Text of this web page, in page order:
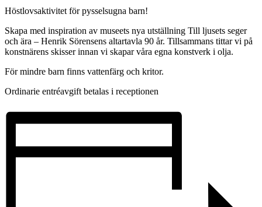
Höstlovsaktivitet för pysselsugna barn!
Skapa med inspiration av museets nya utställning Till ljusets seger
och ära – Henrik Sörensens altartavla 90 år. Tillsammans tittar vi på
konstnärens skisser innan vi skapar våra egna konstverk i olja.
För mindre barn finns vattenfärg och kritor.
Ordinarie entréavgift betalas i receptionen